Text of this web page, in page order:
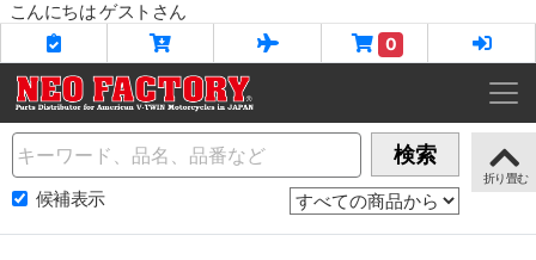
こんにちは ゲストさん
0
Name 検索
候補表示